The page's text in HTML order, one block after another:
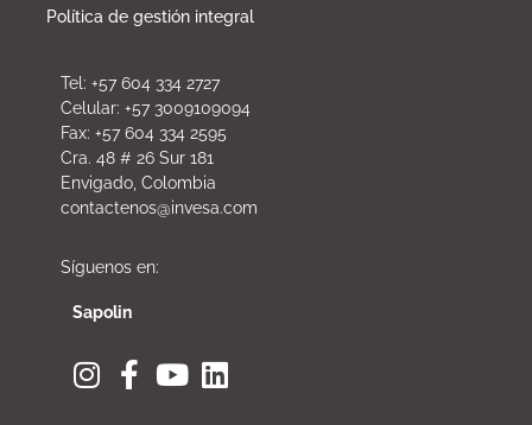
Política de gestión integral
Tel: +57 604 334 2727
Celular: +57 3009109094
Fax: +57 604 334 2595
Cra. 48 # 26 Sur 181
Envigado, Colombia
contactenos@invesa.com
Síguenos en:
Sapolin